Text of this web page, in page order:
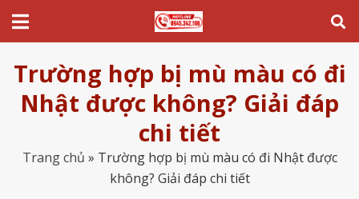
Trường hợp bị mù màu có đi
Nhật được không? Giải đáp
chi tiết
Trang chủ » Trường hợp bị mù màu có đi Nhật được
không? Giải đáp chi tiết